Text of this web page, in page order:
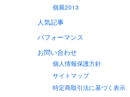
個展2013
人気記事
パフォーマンス
お問い合わせ
個人情報保護方針
サイトマップ
特定商取引法に基づく表示